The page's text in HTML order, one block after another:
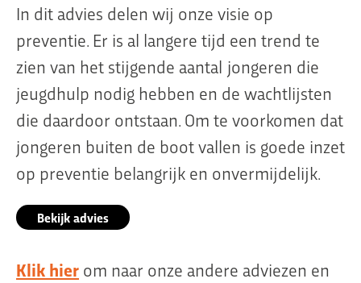
In dit advies delen wij onze visie op
preventie. Er is al langere tijd een trend te
zien van het stijgende aantal jongeren die
jeugdhulp nodig hebben en de wachtlijsten
die daardoor ontstaan. Om te voorkomen dat
jongeren buiten de boot vallen is goede inzet
op preventie belangrijk en onvermijdelijk.
Bekijk advies
Klik hier om naar onze andere adviezen en